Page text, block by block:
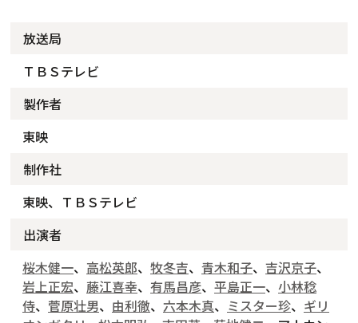
放送局
ＴＢＳテレビ
製作者
東映
制作社
東映、ＴＢＳテレビ
出演者
桜木健一、 高松英郎、 牧冬吉、 青木和子、 吉沢京子、
岩上正宏、 藤江喜幸、 有馬昌彦、 平島正一、 小林稔
侍、 菅原壮男、 由利徹、 六本木真、 ミスター珍、 ギリ